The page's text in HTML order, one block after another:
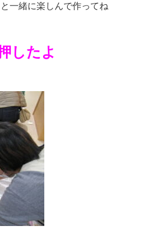
一緒に楽しんで作ってね
したよ